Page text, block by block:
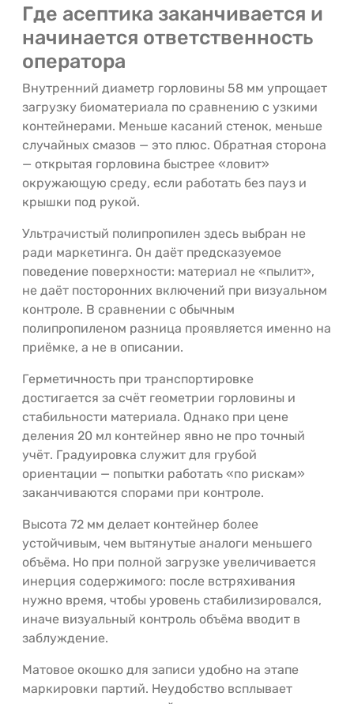
Где асептика заканчивается и
начинается ответственность
оператора
Внутренний диаметр горловины 58 мм упрощает
загрузку биоматериала по сравнению с узкими
контейнерами. Меньше касаний стенок, меньше
случайных смазов — это плюс. Обратная сторона
— открытая горловина быстрее «ловит»
окружающую среду, если работать без пауз и
крышки под рукой.
Ультрачистый полипропилен здесь выбран не
ради маркетинга. Он даёт предсказуемое
поведение поверхности: материал не «пылит»,
не даёт посторонних включений при визуальном
контроле. В сравнении с обычным
полипропиленом разница проявляется именно на
приёмке, а не в описании.
Герметичность при транспортировке
достигается за счёт геометрии горловины и
стабильности материала. Однако при цене
деления 20 мл контейнер явно не про точный
учёт. Градуировка служит для грубой
ориентации — попытки работать «по рискам»
заканчиваются спорами при контроле.
Высота 72 мм делает контейнер более
устойчивым, чем вытянутые аналоги меньшего
объёма. Но при полной загрузке увеличивается
инерция содержимого: после встряхивания
нужно время, чтобы уровень стабилизировался,
иначе визуальный контроль объёма вводит в
заблуждение.
Матовое окошко для записи удобно на этапе
маркировки партий. Неудобство всплывает